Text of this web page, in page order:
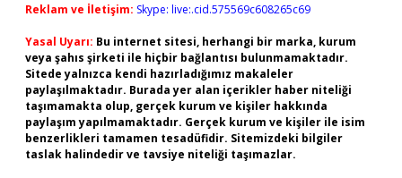
Reklam ve İletişim: Skype: live:.cid.575569c608265c69
Yasal Uyarı: Bu internet sitesi, herhangi bir marka, kurum
veya şahıs şirketi ile hiçbir bağlantısı bulunmamaktadır.
Sitede yalnızca kendi hazırladığımız makaleler
paylaşılmaktadır. Burada yer alan içerikler haber niteliği
taşımamakta olup, gerçek kurum ve kişiler hakkında
paylaşım yapılmamaktadır. Gerçek kurum ve kişiler ile isim
benzerlikleri tamamen tesadüfidir. Sitemizdeki bilgiler
taslak halindedir ve tavsiye niteliği taşımazlar.